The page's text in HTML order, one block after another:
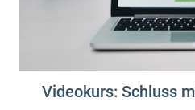
Videokurs: Schluss